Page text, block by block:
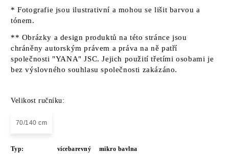
* Fotografie jsou ilustrativní a mohou se lišit barvou a
tónem.
** Obrázky a design produktů na této stránce jsou
chráněny autorským právem a práva na ně patří
společnosti "YANA" JSC. Jejich použití třetími osobami je
bez výslovného souhlasu společnosti zakázáno.
Velikost ručníku:
70/140 cm
Typ: vícebarevný
mikro bavlna